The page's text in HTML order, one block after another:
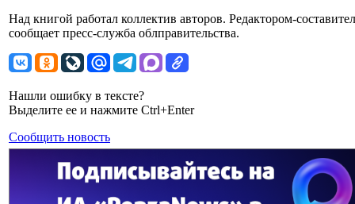
Над книгой работал коллектив авторов. Редактором-
сообщает пресс-служба облправительства.
Нашли ошибку в тексте?
Выделите ее и нажмите Ctrl+Enter
Сообщить новость